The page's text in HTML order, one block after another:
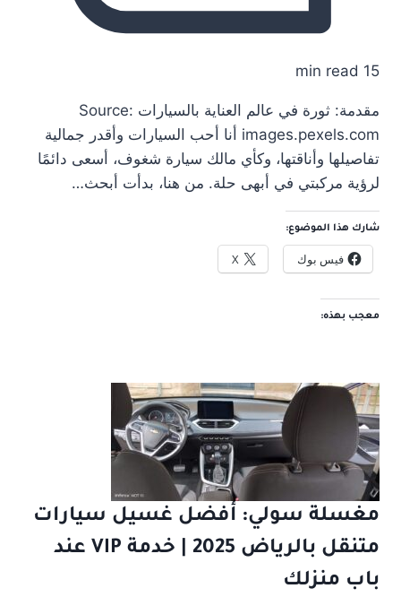
15 min read
مقدمة: ثورة في عالم العناية بالسيارات Source:
images.pexels.com أنا أحب السيارات وأقدر جمالية
تفاصيلها وأناقتها، وكأي مالك سيارة شغوف، أسعى دائمًا
لرؤية مركبتي في أبهى حلة. من هنا، بدأت أبحث…
شارك هذا الموضوع:
فيس بوك X
معجب بهذه:
مغسلة سولي: أفضل غسيل سيارات
متنقل بالرياض 2025 | خدمة VIP عند
باب منزلك